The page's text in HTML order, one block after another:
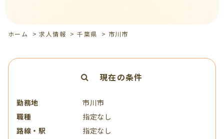
ホーム >求人情報 >千葉県 > 市川市
現在の条件
勤務地
市川市
職種
指定なし
路線・駅
指定なし